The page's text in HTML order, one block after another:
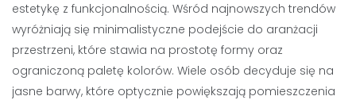
estetykę z funkcjonalnością. Wśród najnowszych trendów
wyróżniają się minimalistyczne podejście do aranżacji
przestrzeni, które stawia na prostotę formy oraz
ograniczoną paletę kolorów. Wiele osób decyduje się na
jasne barwy, które optycznie powiększają pomieszczenia